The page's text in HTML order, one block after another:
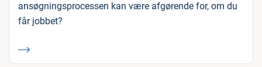
ansøgningsprocessen kan være afgørende for, om du
får jobbet?